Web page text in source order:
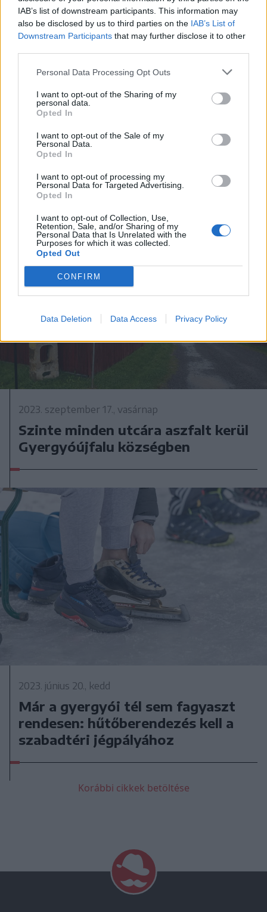
IAB’s list of downstream participants. This information may
also be disclosed by us to third parties on the IAB’s List of
Downstream Participants that may further disclose it to other
Personal Data Processing Opt Outs
I want to opt-out of the Sharing of my
personal data.
Opted In
I want to opt-out of the Sale of my
Personal Data.
Opted In
I want to opt-out of processing my
Personal Data for Targeted Advertising.
Opted In
I want to opt-out of Collection, Use,
Retention, Sale, and/or Sharing of my
Personal Data that Is Unrelated with the
Purposes for which it was collected.
Opted Out
CONFIRM
Data Deletion Data Access Privacy Policy
2024. január 04., csütörtök
Megnyílt Gyergyószék első falusi
2023. szeptember 17., vasárnap
Szinte minden utcára aszfalt kerül
Gyergyóújfalu községben
2023. június 20., kedd
Már a gyergyói tél sem fagyaszt
rendesen: hűtőberendezés kell a
szabadtéri jégpályához
Korábbi cikkek betöltése